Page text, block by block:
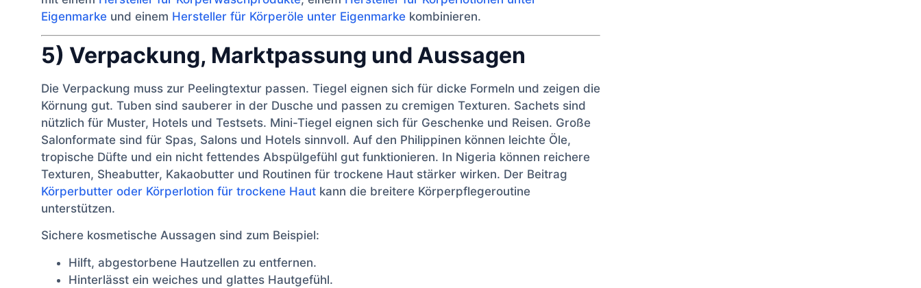
Eigenmarke und einem Hersteller für Körperöle unter Eigenmarke kombinieren.
5) Verpackung, Marktpassung und Aussagen
Die Verpackung muss zur Peelingtextur passen. Tiegel eignen sich für dicke Formeln und zeigen die
Körnung gut. Tuben sind sauberer in der Dusche und passen zu cremigen Texturen. Sachets sind
nützlich für Muster, Hotels und Testsets. Mini-Tiegel eignen sich für Geschenke und Reisen. Große
Salonformate sind für Spas, Salons und Hotels sinnvoll. Auf den Philippinen können leichte Öle,
tropische Düfte und ein nicht fettendes Abspülgefühl gut funktionieren. In Nigeria können reichere
Texturen, Sheabutter, Kakaobutter und Routinen für trockene Haut stärker wirken. Der Beitrag
Körperbutter oder Körperlotion für trockene Haut kann die breitere Körperpflegeroutine
unterstützen.
Sichere kosmetische Aussagen sind zum Beispiel:
Hilft, abgestorbene Hautzellen zu entfernen.
Hinterlässt ein weiches und glattes Hautgefühl.